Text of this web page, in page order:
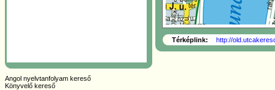
Angol nyelvtanfolyam kereső
Könyvelő kereső
Térképlink: http://